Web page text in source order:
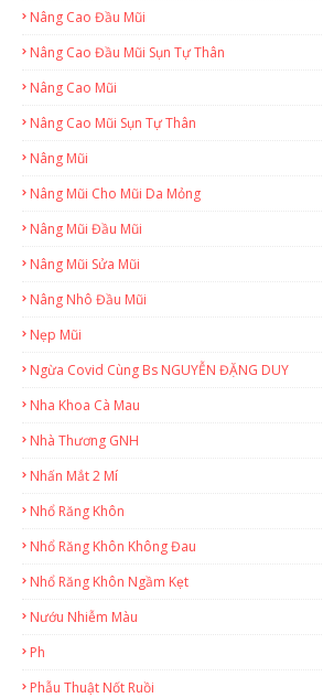
Nâng Cao Đầu Mũi
Nâng Cao Đầu Mũi Sụn Tự Thân
Nâng Cao Mũi
Nâng Cao Mũi Sụn Tự Thân
Nâng Mũi
Nâng Mũi Cho Mũi Da Mỏng
Nâng Mũi Đầu Mũi
Nâng Mũi Sửa Mũi
Nâng Nhô Đầu Mũi
Nẹp Mũi
Ngừa Covid Cùng Bs NGUYỄN ĐẶNG DUY
Nha Khoa Cà Mau
Nhà Thương GNH
Nhấn Mắt 2 Mí
Nhổ Răng Khôn
Nhổ Răng Khôn Không Đau
Nhổ Răng Khôn Ngầm Kẹt
Nướu Nhiễm Màu
Ph
Phẫu Thuật Nốt Ruồi